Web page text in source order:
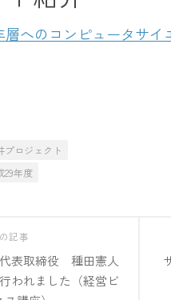
へのコンピュータサ
プロジェクト
29年度
記事
表取締役 種田憲人
われました（経営ビ